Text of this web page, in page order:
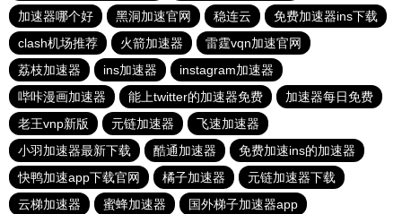
加速器哪个好
黑洞加速官网 稳连云
免费加速器ins下载
clash机场推荐
火箭加速器
雷霆vqn加速官网
荔枝加速器
ins加速器
instagram加速器
哔咔漫画加速器
能上twitter的加速器免费
加速器每日免费
老王vnp新版
元链加速器
飞速加速器
小羽加速器最新下载
酷通加速器
免费加速ins的加速器
快鸭加速app下载官网
橘子加速器
元链加速器下载
云梯加速器
蜜蜂加速器 国外梯子加速器app